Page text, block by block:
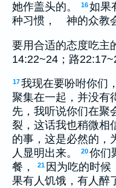
她作盖头的。
16如果
种习惯， 神的众教
要用合适的态度吃主
14:22~24；路
17我现在要吩咐你们
聚集在一起，并没有
先，我听说你们在聚
裂，这话我也稍微相
的事，这是必然的，
人显明出来。
20你们
餐，
21 因为吃的时候
果有人饥饿，有人醉